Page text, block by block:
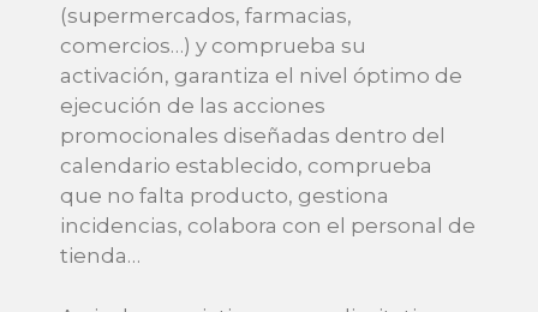
(supermercados, farmacias,
comercios…) y comprueba su
activación, garantiza el nivel óptimo de
ejecución de las acciones
promocionales diseñadas dentro del
calendario establecido, comprueba
que no falta producto, gestiona
incidencias, colabora con el personal de
tienda…